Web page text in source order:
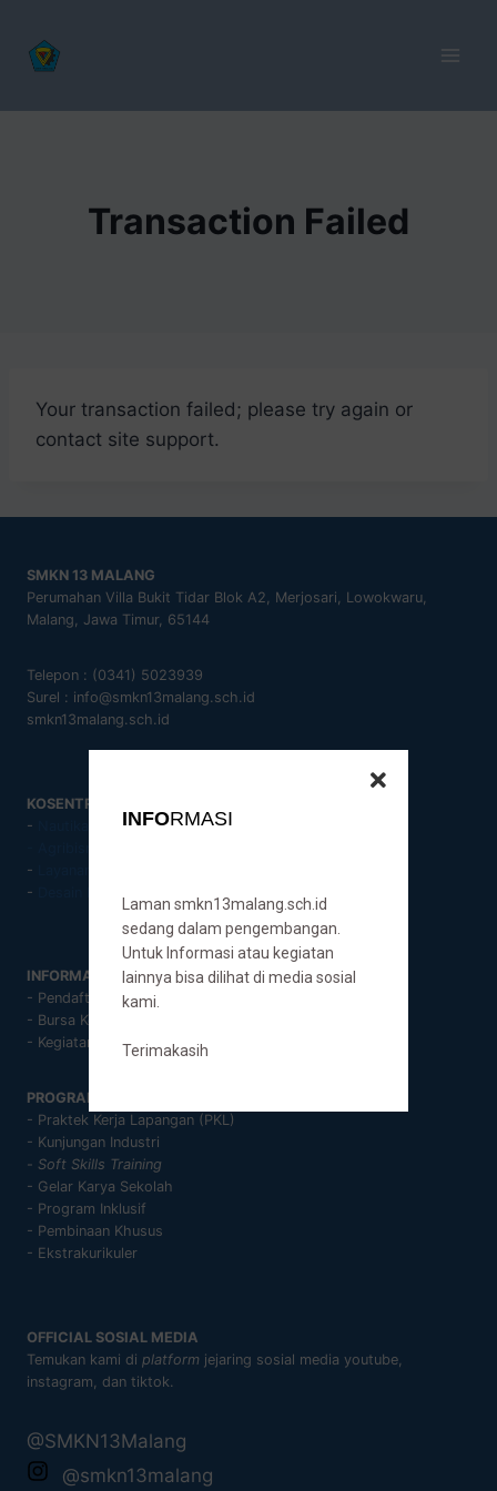
Transaction Failed
Your transaction failed; please try again or
contact site support.
SMKN 13 MALANG
Perumahan Villa Bukit Tidar Blok A2, Merjosari, Lowokwaru,
Malang, Jawa Timur, 65144
Telepon : (0341) 5023939
Surel : info@smkn13malang.sch.id
smkn13malang.sch.id
KOSENTRASI KEAHLIAN
-
Nautika Kapal Niaga
-
-
INFORMASI
- Pendaftaran Murid Baru
- Bursa Kerja Khusus
- Kegiatan Sekolah
PROGRAM SEKOLAH
- Praktek Kerja Lapangan (PKL)
- Kunjungan Industri
- Soft Skills Training
- Gelar Karya Sekolah
- Program Inklusif
- Pembinaan Khusus
- Ekstrakurikuler
OFFICIAL SOSIAL MEDIA
Temukan kami di platform jejaring sosial media youtube,
instagram, dan tiktok.
@SMKN13Malang
@smkn13malang
INFORMASI
Laman smkn13malang.sch.id
sedang dalam pengembangan.
Untuk Informasi atau kegiatan
lainnya bisa dilihat di media sosial
kami.
Terimakasih